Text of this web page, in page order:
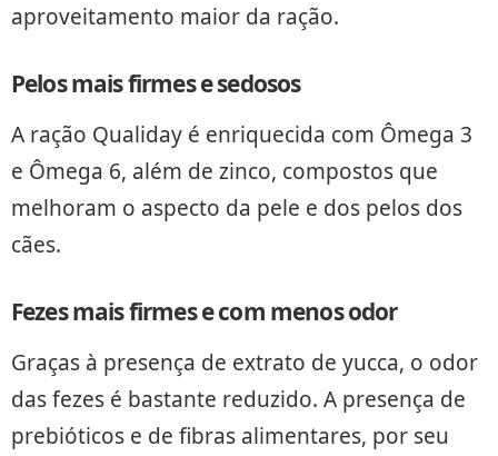
aproveitamento maior da ração.
Pelos mais firmes e sedosos
A ração Qualiday é enriquecida com Ômega 3
e Ômega 6, além de zinco, compostos que
melhoram o aspecto da pele e dos pelos dos
cães.
Fezes mais firmes e com menos odor
Graças à presença de extrato de yucca, o odor
das fezes é bastante reduzido. A presença de
prebióticos e de fibras alimentares, por seu